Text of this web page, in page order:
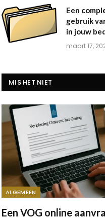
Een
gebruik
in jouw
maart 17,
MIS HET NIET
ALGEMEEN
Een VOG online